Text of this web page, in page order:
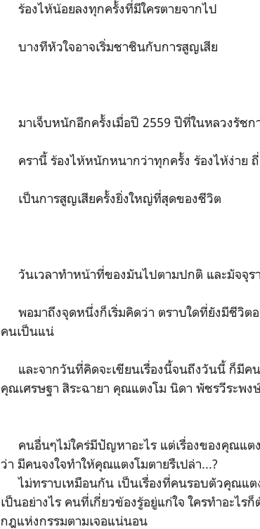
ร้องไห้น้อยลงทุกครั้งที่มีใครตายจากไป
บางทีหัวใจอาจเริ่มชาชินกับการสูญเสีย
มาเจ็บหนักอีกครั้งเมื่อปี 2559 ปีที่ในหลวงรัชก
ครานี้ ร้องไห้หนักหนากว่าทุกครั้ง ร้องไห้ง่าย ถี่
เป็นการสูญเสียครั้งยิ่งใหญ่ที่สุดของชีวิต
วันเวลาทำหน้าที่ของมันไปตามปกติ และมัจจุร
พอมาถึงจุดหนึ่งก็เริ่มคิดว่า ตราบใดที่ยังมีชีวิต
คนเป็นแน่
และจากวันที่คิดจะเขียนเรื่องนี้จนถึงวันนี้ ก็มีค
คุณเศรษฐา สิระฉายา คุณแตงโม นิดา พัชรวีระพ
คนอื่นๆไม่ใคร่มีปัญหาอะไร แต่เรื่องของคุณแต
ว่า มีคนจงใจทำให้คุณแตงโมตายรืเปล่า...?
ไม่ทราบเหมือนกัน เป็นเรื่องที่คนรอบตัวคุณแต
เป็นอย่างไร คนที่เกี่ยวข้องรู้อยู่แก่ใจ ใครทำอะไ
กฎแห่งกรรมตามเจอแน่นอน